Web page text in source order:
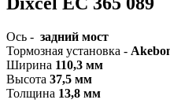
Ось - задний мост
Тормозная установка -
Ширина 110,3 мм
Высота 37,5 мм
Толщина 13,8 мм